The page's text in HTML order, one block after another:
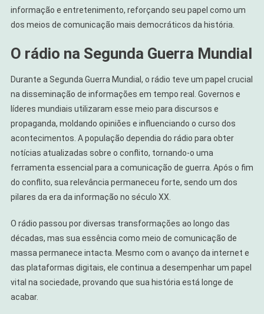
informação e entretenimento, reforçando seu papel como um
dos meios de comunicação mais democráticos da história.
O rádio na Segunda Guerra Mundial
Durante a Segunda Guerra Mundial, o rádio teve um papel crucial
na disseminação de informações em tempo real. Governos e
líderes mundiais utilizaram esse meio para discursos e
propaganda, moldando opiniões e influenciando o curso dos
acontecimentos. A população dependia do rádio para obter
notícias atualizadas sobre o conflito, tornando-o uma
ferramenta essencial para a comunicação de guerra. Após o fim
do conflito, sua relevância permaneceu forte, sendo um dos
pilares da era da informação no século XX.
O rádio passou por diversas transformações ao longo das
décadas, mas sua essência como meio de comunicação de
massa permanece intacta. Mesmo com o avanço da internet e
das plataformas digitais, ele continua a desempenhar um papel
vital na sociedade, provando que sua história está longe de
acabar.